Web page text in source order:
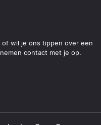
wil je ons tippen over een
contact met je op.